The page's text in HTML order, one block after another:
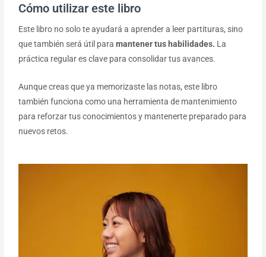
Cómo utilizar este libro
Este libro no solo te ayudará a aprender a leer partituras, sino
que también será útil paramantener tus habilidades. La
práctica regular es clave para consolidar tus avances.
Aunque creas que ya memorizaste las notas, este libro
también funciona como una herramienta de mantenimiento
para reforzar tus conocimientos y mantenerte preparado para
nuevos retos.